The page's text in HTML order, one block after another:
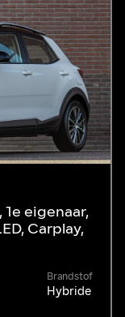
1e eigenaar,
Carplay,
Brandstof
Hybride